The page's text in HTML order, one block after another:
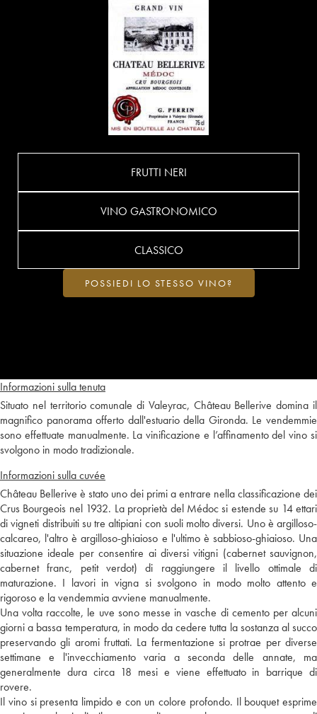
Informazioni sulla tenuta
Situato nel territorio comunale di Valeyrac, Château Bellerive domina il
magnifico panorama offerto dall'estuario della Gironda. Le vendemmie
sono effettuate manualmente. La vinificazione e l’affinamento del vino si
svolgono in modo tradizionale.
Informazioni sulla cuvée
Château Bellerive è stato uno dei primi a entrare nella classificazione dei
Crus Bourgeois nel 1932. La proprietà del Médoc si estende su 14 ettari
di vigneti distribuiti su tre altipiani con suoli molto diversi. Uno è argilloso-
calcareo, l'altro è argilloso-ghiaioso e l'ultimo è sabbioso-ghiaioso. Una
situazione ideale per consentire ai diversi vitigni (cabernet sauvignon,
cabernet franc, petit verdot) di raggiungere il livello ottimale di
maturazione. I lavori in vigna si svolgono in modo molto attento e
rigoroso e la vendemmia avviene manualmente.
Una volta raccolte, le uve sono messe in vasche di cemento per alcuni
giorni a bassa temperatura, in modo da cedere tutta la sostanza al succo
preservando gli aromi fruttati. La fermentazione si protrae per diverse
settimane e l'invecchiamento varia a seconda delle annate, ma
generalmente dura circa 18 mesi e viene effettuato in barrique di
rovere.
Il vino si presenta limpido e con un colore profondo. Il bouquet esprime
FRUTTI NERI
VINO GASTRONOMICO
CLASSICO
POSSIEDI LO STESSO VINO?